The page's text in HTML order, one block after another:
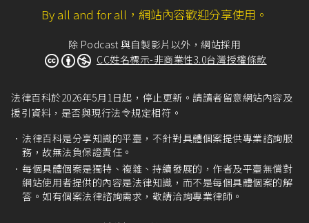
六、資料安全管理及人員管理。
七、認知宣導及教育訓練。
八、設備安全管理。
九、資料安全稽核機制。
十、使用紀錄、軌跡資料及證據保存。
個人資料保護法第48條第4款：「非公務機關有下
列情事之一者，由中央目的事業主管機關或直轄
市、縣（市）政府限期改正，屆期未改正者，按
次處新臺幣二萬元以上二十萬元以下罰鍰：……
四、違反第二十七條第一項或未依第二項訂定個
人資料檔案安全維護計畫或業務終止後個人資料
處理方法。」
By all and for all，網站內容歡迎分享使用。
除 Podcast 與自製影片以外，網站採用
CC姓名標示-非商業性3.0台灣授權條款
法律百科於2026年5月1日起，停止更新。請讀者留意網站內容及
援引資料，是否與現行法令規定相符。
法律百科是分享知識的平臺，不針對具體個案提供專業諮詢服
務，故無法負保證責任。
每個具體個案是獨特、複雜、持續發展的，作者及平臺無償對
網站使用者提供的內容是法律知識，而不是每個具體個案的解
答。如有個案法律諮詢需求，敬請洽詢專業律師。